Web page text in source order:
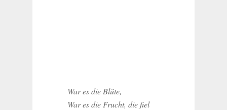
War es die Blüte,
War es die Frucht, die fiel